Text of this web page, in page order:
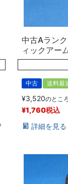
中古Aラン
ィックアー
中古 送料最
¥3,520のとこ
¥1,760税込
詳細を見る